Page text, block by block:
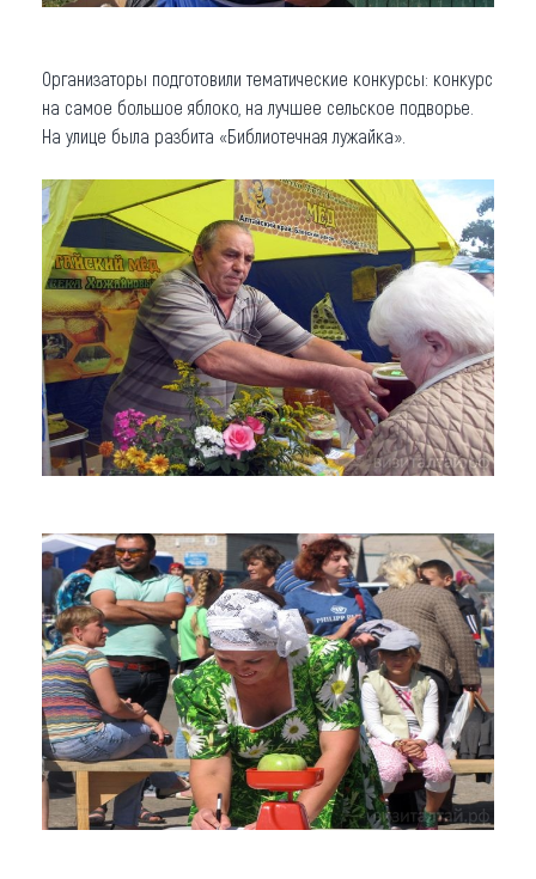
Организаторы подготовили тематические конкурсы: конкурс
на самое большое яблоко, на лучшее сельское подворье.
На улице была разбита «Библиотечная лужайка».